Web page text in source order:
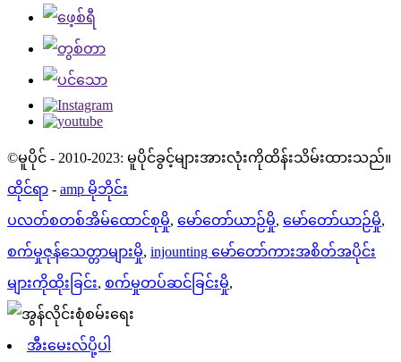
©မူပိုင် - 2010-2023: မူပိုင်ခွင့်များအားလုံးကိုထိန်းသိမ်းထားသည်။
ထိုင်ရာ - amp မိုဘိုင်း
ပလတ်စတစ်အိမ်ထောင်စုမှို, မော်တော်ယာဉ်မှို, မော်တော်ယာဉ်မှို,
စက်မှုဇုန်သေတ္တာများမှို, injounting မော်တော်ကားအစိတ်အပိုင်း
များကိုထိုးခြင်း, စက်မှုတပ်ဆင်ခြင်းမှို,
အီးမေးလ်ပို့ပါ